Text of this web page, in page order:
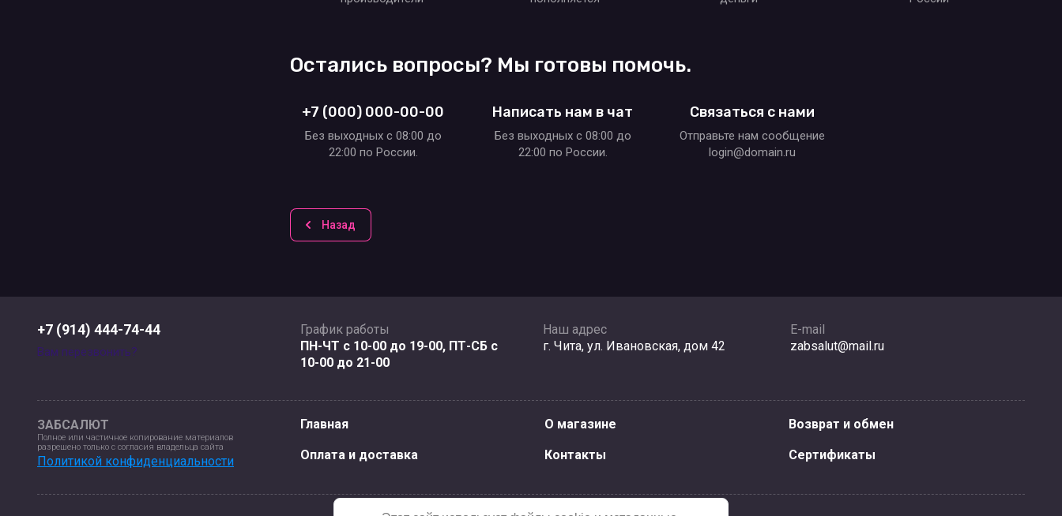
Остались вопросы? Мы готовы помочь.
+7 (000) 000-00-00
Без выходных c 08:00 до
22:00 по России.
Написать нам в чат
Без выходных c 08:00 до
22:00 по России.
Связаться с нами
Отправьте нам сообщение
login@domain.ru
Назад
+7 (914) 444-74-44
Вам перезвонить?
График работы
ПН-ЧТ с 10-00 до 19-00, ПТ-СБ с
10-00 до 21-00
Наш адрес
г. Чита, ул. Ивановская, дом 42
E-mail
zabsalut@mail.ru
ЗАБСАЛЮТ
Полное или частичное копирование материалов
разрешено только с согласия владельца сайта
Политикой конфиденциальности
Главная О магазине Возврат и обмен
Оплата и доставка Контакты Сертификаты